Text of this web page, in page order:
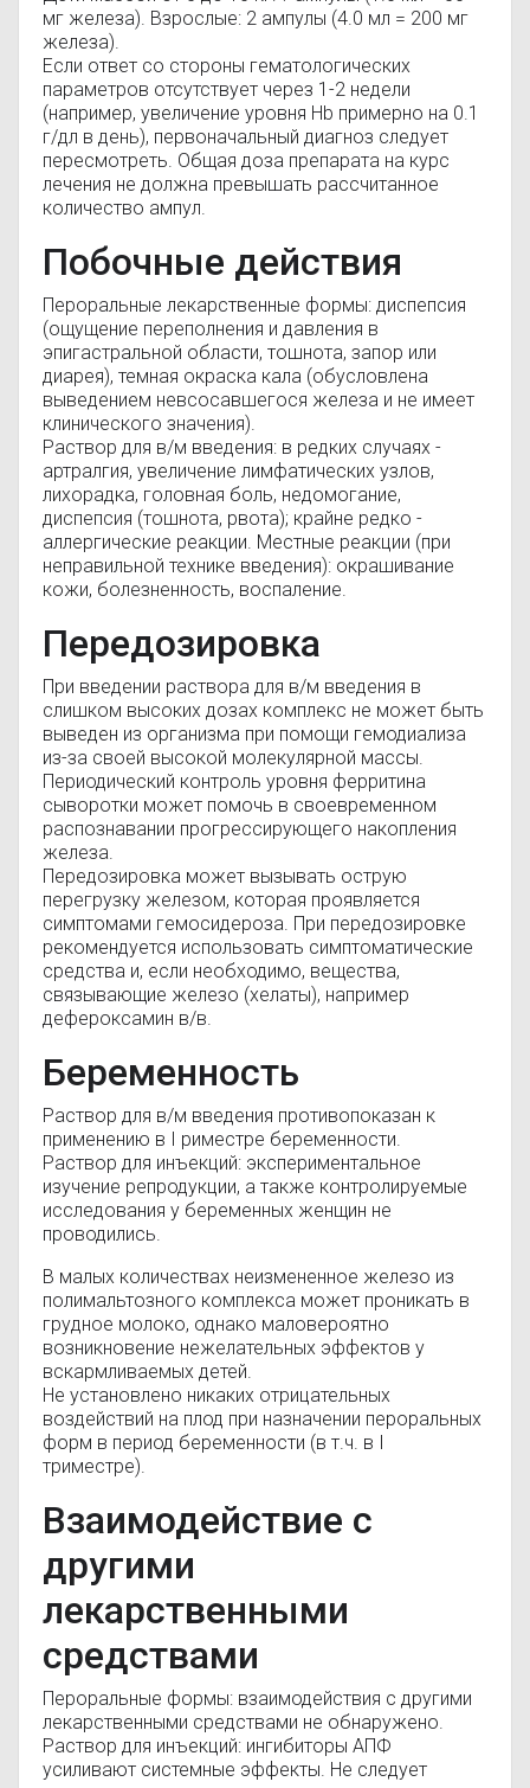
мг железа). Взрослые: 2 ампулы (4.0 мл = 200 мг
железа).
Если ответ со стороны гематологических
параметров отсутствует через 1-2 недели
(например, увеличение уровня Hb примерно на 0.1
г/дл в день), первоначальный диагноз следует
пересмотреть. Общая доза препарата на курс
лечения не должна превышать рассчитанное
количество ампул.
Побочные действия
Пероральные лекарственные формы: диспепсия
(ощущение переполнения и давления в
эпигастральной области, тошнота, запор или
диарея), темная окраска кала (обусловлена
выведением невсосавшегося железа и не имеет
клинического значения).
Раствор для в/м введения: в редких случаях -
артралгия, увеличение лимфатических узлов,
лихорадка, головная боль, недомогание,
диспепсия (тошнота, рвота); крайне редко -
аллергические реакции. Местные реакции (при
неправильной технике введения): окрашивание
кожи, болезненность, воспаление.
Передозировка
При введении раствора для в/м введения в
слишком высоких дозах комплекс не может быть
выведен из организма при помощи гемодиализа
из-за своей высокой молекулярной массы.
Периодический контроль уровня ферритина
сыворотки может помочь в своевременном
распознавании прогрессирующего накопления
железа.
Передозировка может вызывать острую
перегрузку железом, которая проявляется
симптомами гемосидероза. При передозировке
рекомендуется использовать симптоматические
средства и, если необходимо, вещества,
связывающие железо (хелаты), например
дефероксамин в/в.
Беременность
Раствор для в/м введения противопоказан к
применению в I риместре беременности.
Раствор для инъекций: экспериментальное
изучение репродукции, а также контролируемые
исследования у беременных женщин не
проводились.
В малых количествах неизмененное железо из
полимальтозного комплекса может проникать в
грудное молоко, однако маловероятно
возникновение нежелательных эффектов у
вскармливаемых детей.
Не установлено никаких отрицательных
воздействий на плод при назначении пероральных
форм в период беременности (в т.ч. в I
триместре).
Взаимодействие с
другими
лекарственными
средствами
Пероральные формы: взаимодействия с другими
лекарственными средствами не обнаружено.
Раствор для инъекций: ингибиторы АПФ
усиливают системные эффекты. Не следует